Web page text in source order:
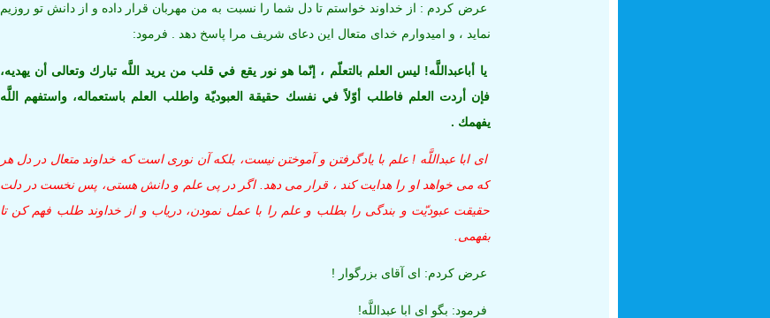
عرض كردم : از خداوند خواستم تا دل شما را نسبت به من مهربان قرار داده و از دانش تو روزيم
نمايد ، و اميدوارم خداى متعال اين دعاى شريف مرا پاسخ دهد . فرمود:
يا أباعبداللَّه! ليس العلم بالتعلّم ، إنّما هو نور يقع في قلب من يريد اللَّه تبارك وتعالى أن يهديه،
فإن أردت العلم فاطلب أوّلاً في نفسك حقيقة العبوديّة واطلب العلم باستعماله، واستفهم اللَّه
يفهمك .
اى ابا عبداللَّه ! علم با يادگرفتن و آموختن نيست، بلكه آن نورى است كه خداوند متعال در دل هر
كه مى‏ خواهد او را هدايت كند ، قرار مى ‏دهد. اگر در پى علم و دانش هستى، پس نخست در دلت
حقيقت عبوديّت و بندگى را بطلب و علم را با عمل ‏نمودن، درياب و از خداوند طلب فهم كن تا
بفهمى.
عرض كردم: اى آقاى بزرگوار !
فرمود: بگو اى ابا عبداللَّه!